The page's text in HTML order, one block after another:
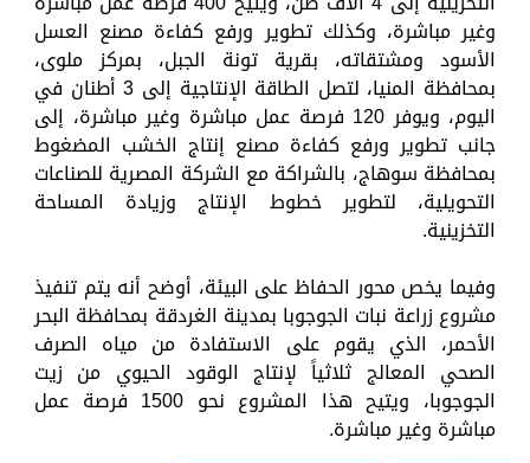
وغير مباشرة، وكذلك تطوير ورفع كفاءة مصنع العسل
الأسود ومشتقاته، بقرية تونة الجبل، بمركز ملوى،
بمحافظة المنيا، لتصل الطاقة الإنتاجية إلى 3 أطنان في
اليوم، ويوفر 120 فرصة عمل مباشرة وغير مباشرة، إلى
جانب تطوير ورفع كفاءة مصنع إنتاج الخشب المضغوط
بمحافظة سوهاج، بالشراكة مع الشركة المصرية للصناعات
التحويلية، لتطوير خطوط الإنتاج وزيادة المساحة
التخزينية.
وفيما يخص محور الحفاظ على البيئة، أوضح أنه يتم تنفيذ
مشروع زراعة نبات الجوجوبا بمدينة الغردقة بمحافظة البحر
الأحمر، الذي يقوم على الاستفادة من مياه الصرف
الصحي المعالج ثلاثياً لإنتاج الوقود الحيوي من زيت
الجوجوبا، ويتيح هذا المشروع نحو 1500 فرصة عمل
مباشرة وغير مباشرة.